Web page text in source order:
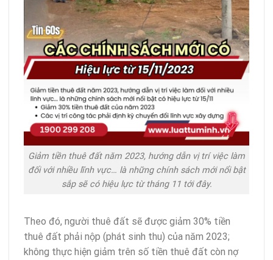
Giảm tiền thuê đất năm 2023, hướng dẫn vị trí việc làm
đối với nhiều lĩnh vực… là những chính sách mới nổi bật
sắp sẽ có hiệu lực từ tháng 11 tới đây.
Theo đó, người thuê đất sẽ được giảm 30% tiền
thuê đất phải nộp (phát sinh thu) của năm 2023;
không thực hiện giảm trên số tiền thuê đất còn nợ